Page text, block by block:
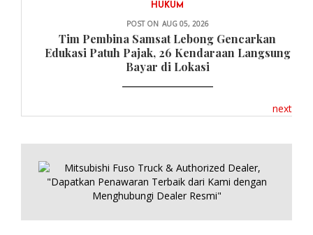
HUKUM
POST ON AUG 05, 2026
Tim Pembina Samsat Lebong Gencarkan
Edukasi Patuh Pajak, 26 Kendaraan Langsung
Bayar di Lokasi
next